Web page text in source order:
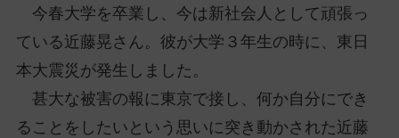
今春大学を卒業し、今は新社会人として頑張っ
ている近藤晃さん。彼が大学３年生の時に、東日
本大震災が発生しました。
甚大な被害の報に東京で接し、何か自分にでき
ることをしたいという思いに突き動かされた近藤